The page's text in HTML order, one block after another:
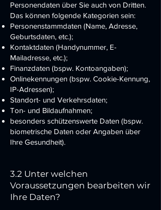
Personendaten über Sie auch von Dritten.
Das können folgende Kategorien sein:
Personenstammdaten (Name, Adresse,
Geburtsdaten, etc.);
Kontaktdaten (Handynummer, E-
Mailadresse, etc.);
Finanzdaten (bspw. Kontoangaben);
Onlinekennungen (bspw. Cookie-Kennung,
IP-Adressen);
Standort- und Verkehrsdaten;
Ton- und Bildaufnahmen;
besonders schützenswerte Daten (bspw.
biometrische Daten oder Angaben über
Ihre Gesundheit).
3.2 Unter welchen
Voraussetzungen bearbeiten wir
Ihre Daten?